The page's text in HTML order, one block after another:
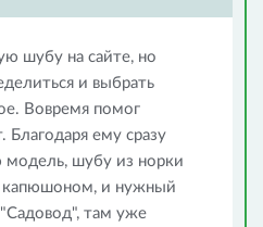
шубу на сайте, но
и выбрать
Вовремя помог
Благодаря ему сразу
шубу из норки
капюшоном, и нужный
там уже